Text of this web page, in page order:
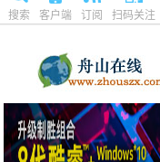
搜索 客户端 订阅 扫码关注